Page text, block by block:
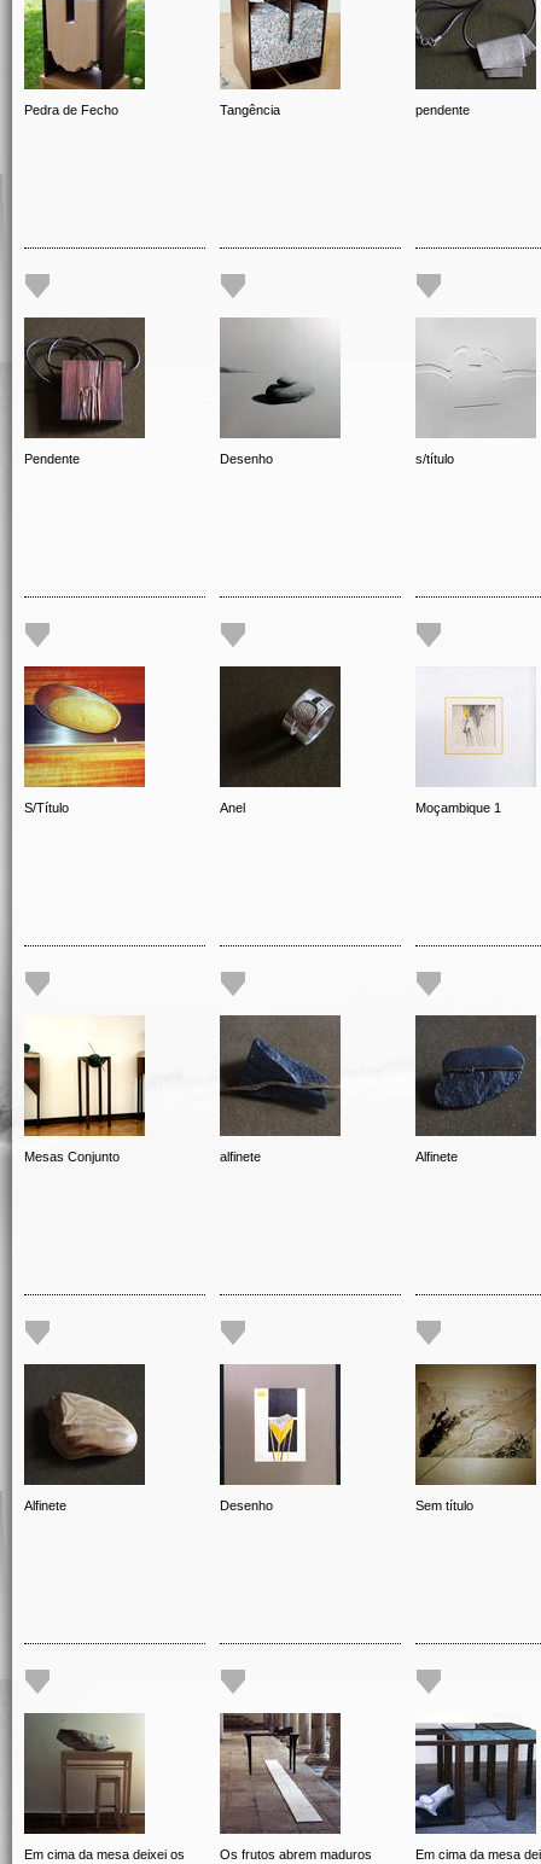
Pedra de Fecho Tangência pendente
Pendente Desenho s/título
S/Título Anel Moçambique 1
Mesas Conjunto alfinete Alfinete
Alfinete Desenho Sem título
Em cima da mesa deixei os
Os frutos abrem maduros
Em cima da mesa